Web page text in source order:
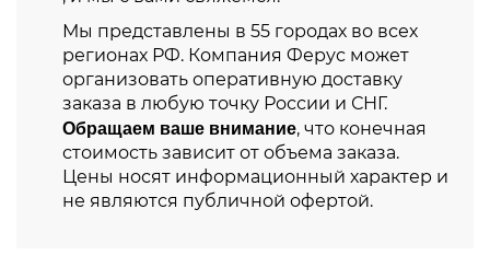
Мы представлены в 55 городах во всех
регионах РФ. Компания Ферус может
организовать оперативную доставку
заказа в любую точку России и СНГ.
Обращаем ваше внимание, что конечная
стоимость зависит от объема заказа.
Цены носят информационный характер и
не являются публичной офертой.